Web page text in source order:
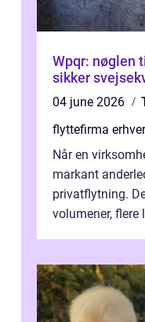
Wpqr: nøglen
sikker
04 june 2026
flyttefirma
Når en
markant
privatflytning.
volumener, flere